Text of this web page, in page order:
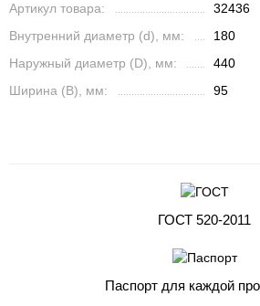
Артикул товара:
32436
Внутренний диаметр (d), мм:
180
Наружный диаметр (D), мм:
440
Ширина (B), мм:
95
ГОСТ 520-2011
Паспорт для каждой